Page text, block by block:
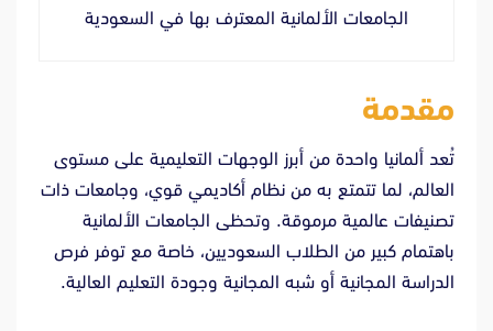
الجامعات الألمانية المعترف بها في السعودية
مقدمة
تُعد ألمانيا واحدة من أبرز الوجهات التعليمية على مستوى
العالم، لما تتمتع به من نظام أكاديمي قوي، وجامعات ذات
تصنيفات عالمية مرموقة. وتحظى الجامعات الألمانية
باهتمام كبير من الطلاب السعوديين، خاصة مع توفر فرص
الدراسة المجانية أو شبه المجانية وجودة التعليم العالية.